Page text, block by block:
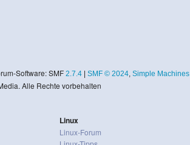
Software: SMF 2.7.4| SMF © 2024, Simple Machines
Alle Rechte vorbehalten
Linux
Linux-Forum